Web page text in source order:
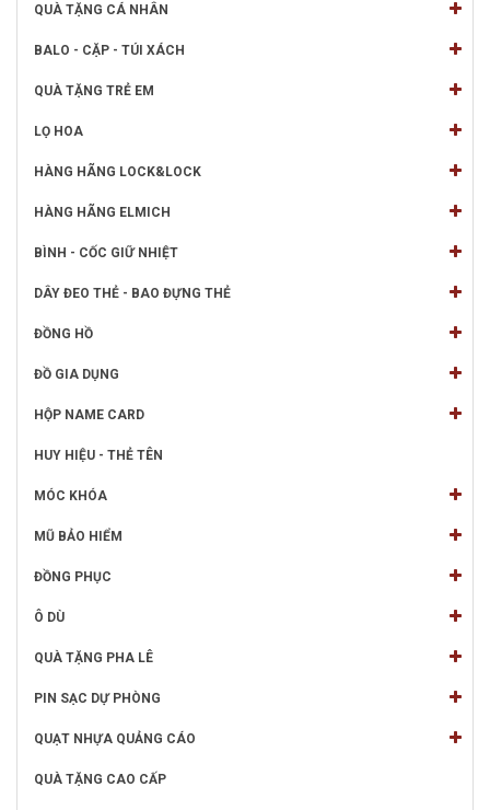
QUÀ TẶNG CÁ NHÂN
BALO - CẶP - TÚI XÁCH
QUÀ TẶNG TRẺ EM
LỌ HOA
HÀNG HÃNG LOCK&LOCK
HÀNG HÃNG ELMICH
BÌNH - CỐC GIỮ NHIỆT
DÂY ĐEO THẺ - BAO ĐỰNG THẺ
ĐỒNG HỒ
ĐỒ GIA DỤNG
HỘP NAME CARD
HUY HIỆU - THẺ TÊN
MÓC KHÓA
MŨ BẢO HIỂM
ĐỒNG PHỤC
Ô DÙ
QUÀ TẶNG PHA LÊ
PIN SẠC DỰ PHÒNG
QUẠT NHỰA QUẢNG CÁO
QUÀ TẶNG CAO CẤP